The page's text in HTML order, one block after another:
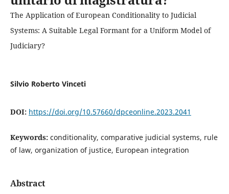
The Application of European Conditionality to Judicial
Systems: A Suitable Legal Formant for a Uniform Model of
Judiciary?
Silvio Roberto Vinceti
DOI: https://doi.org/10.57660/dpceonline.2023.2041
Keywords: conditionality, comparative judicial systems, rule
of law, organization of justice, European integration
Abstract